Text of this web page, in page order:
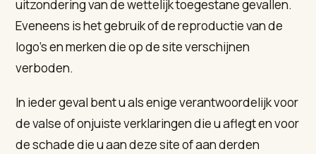
uitzondering van de wettelijk toegestane gevallen.
Eveneens is het gebruik of de reproductie van de
logo's en merken die op de site verschijnen
verboden.
In ieder geval bent u als enige verantwoordelijk voor
de valse of onjuiste verklaringen die u aflegt en voor
de schade die u aan deze site of aan derden